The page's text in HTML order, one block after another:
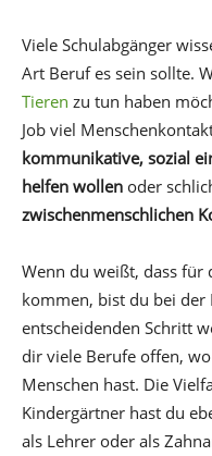
Viele Schulabgänger
Art Beruf es sein sollte.
Tieren zu tun haben
Job viel
kommunikative, sozial
helfen wollen oder
zwischenmenschlichen
Wenn du weißt, dass für
kommen, bist du bei der
entscheidenden Schritt
dir viele Berufe offen,
Menschen hast. Die
Kindergärtner hast du
als Lehrer oder als